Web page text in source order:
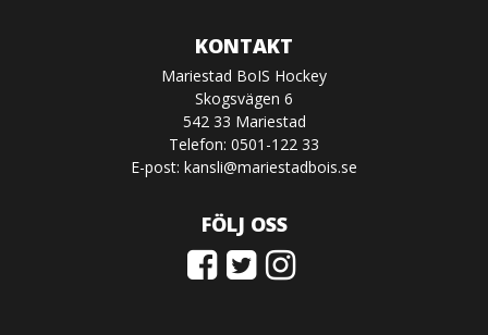
KONTAKT
Mariestad BoIS Hockey
Skogsvägen 6
542 33 Mariestad
Telefon: 0501-122 33
E-post: kansli@mariestadbois.se
FÖLJ OSS